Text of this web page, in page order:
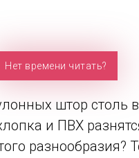
Нет времени читать?
штор столь
и ПВХ
разнообразия?